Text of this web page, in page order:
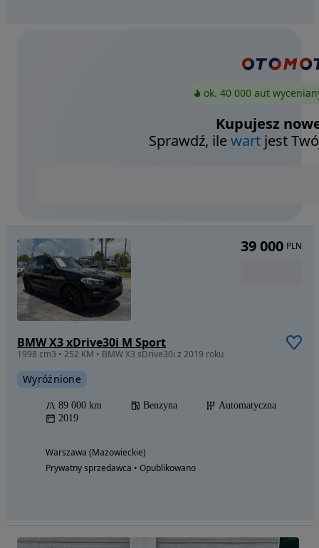
ok. 40 000 aut
Kupujesz
Sprawdź, ilewart jest
BMW X3 xDrive30i M Sport
1998 cm3 • 252 KM • BMW X3 sDrive30i z 2019 roku
Wyróżnione
89 000 km Benzyna
Automatyczna
2019
Warszawa (Mazowieckie)
Prywatny sprzedawca • Opublikowano
39 000 PLN